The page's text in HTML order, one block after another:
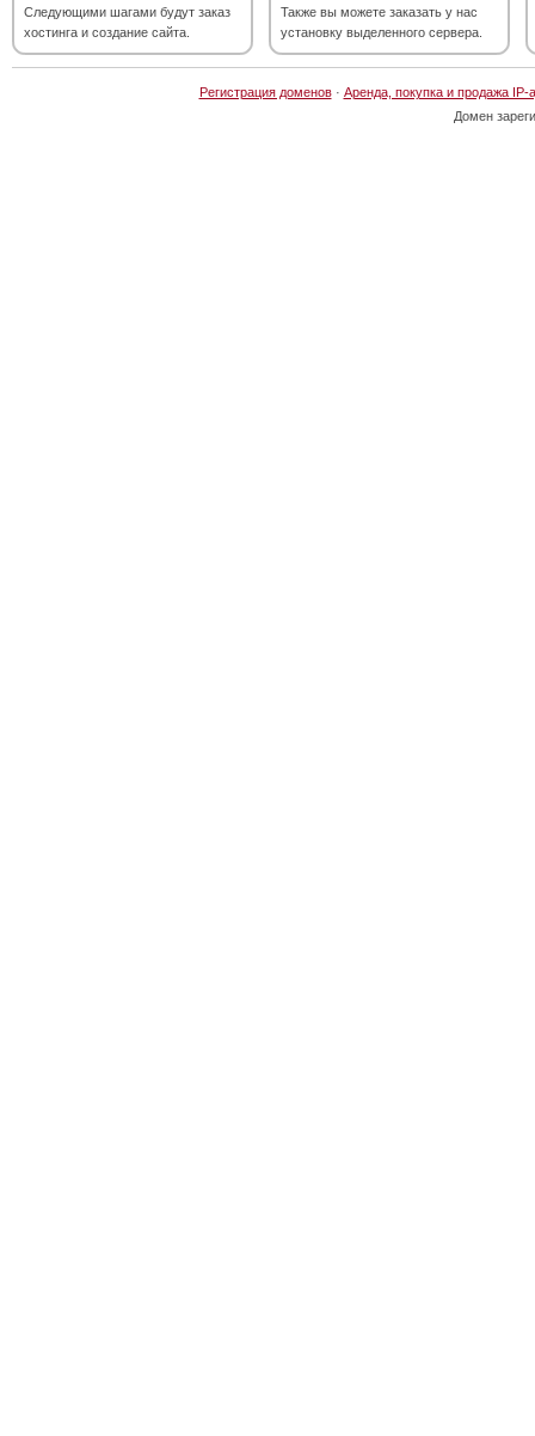
Следующими шагами будут заказ
хостинга и создание сайта.
Также вы можете заказать у нас
установку выделенного сервера.
Регистрация доменов· Аренда, покупка и продажа IP-
Домен